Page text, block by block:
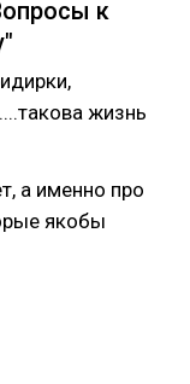
к
жизнь
а именно про
якобы